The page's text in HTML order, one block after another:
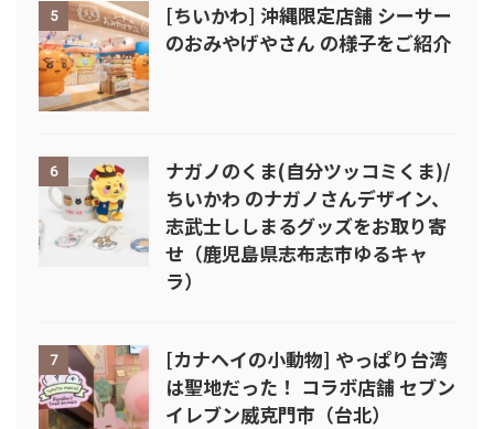
5
[ちいかわ] 沖縄限定店舗 シーサー
のおみやげやさん の様子をご紹介
6
ナガノのくま(自分ツッコミくま)/
ちいかわ のナガノさんデザイン、
志武士ししまるグッズをお取り寄
せ（鹿児島県志布志市ゆるキャ
ラ）
7
[カナヘイの小動物] やっぱり台湾
は聖地だった！ コラボ店舗 セブン
イレブン威克門市（台北）